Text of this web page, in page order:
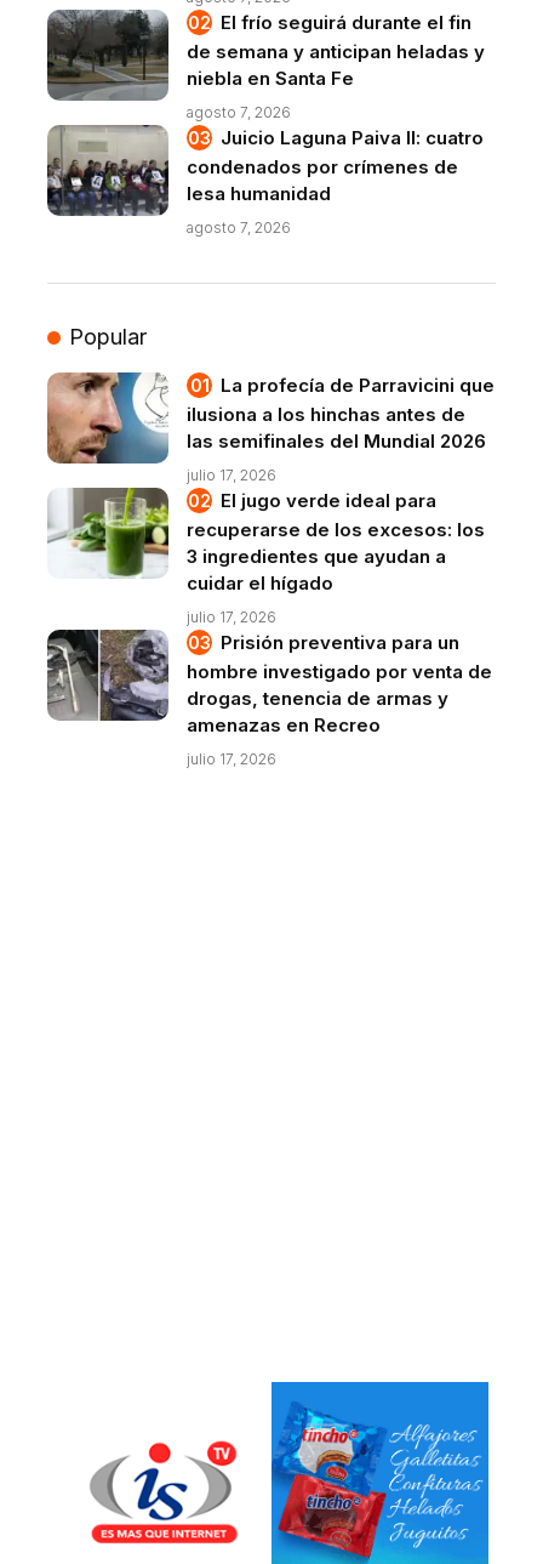
El frío seguirá durante el fin
de semana y anticipan heladas y
niebla en Santa Fe
agosto 7, 2026
Juicio Laguna Paiva II: cuatro
condenados por crímenes de
lesa humanidad
agosto 7, 2026
Popular
La profecía de Parravicini que
ilusiona a los hinchas antes de
las semifinales del Mundial 2026
julio 17, 2026
El jugo verde ideal para
recuperarse de los excesos: los
3 ingredientes que ayudan a
cuidar el hígado
julio 17, 2026
Prisión preventiva para un
hombre investigado por venta de
drogas, tenencia de armas y
amenazas en Recreo
julio 17, 2026